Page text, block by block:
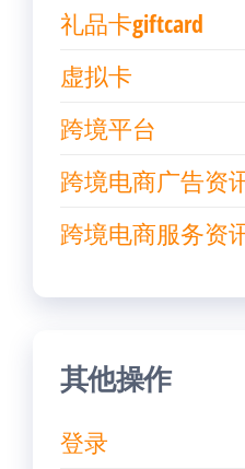
礼品卡giftcard
虚拟卡
跨境平台
跨境电商广告资
跨境电商服务资
其他操作
登录